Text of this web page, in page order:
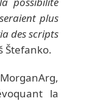
plus
des scripts
Štefanko.
la